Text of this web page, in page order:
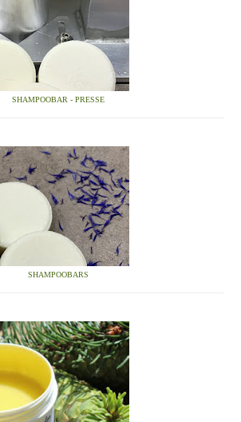
SHAMPOOBAR - PRESSE
SHAMPOOBARS